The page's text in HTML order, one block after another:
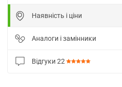
Наявність і ціни
Аналоги і замінники
Відгуки 22